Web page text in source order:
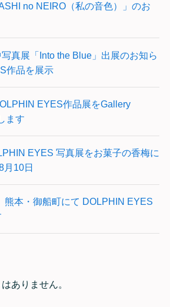
no NEIRO（私の音色）」のお
写真展「Into the Blue」出展のお知ら
作品を展示
EYES作品展をGallery
ます
EYES 写真展をお菓子の香梅に
月10日
熊本・御船町にて DOLPHIN EYES
ありません。